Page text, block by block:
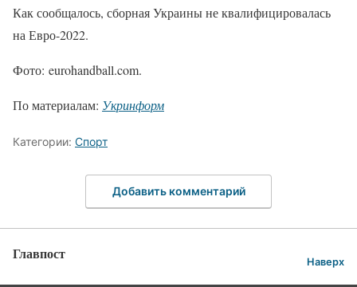
Как сообщалось, сборная Украины не квалифицировалась
на Евро-2022.
Фото: eurohandball.com.
По материалам: Укринформ
Категории: Спорт
Добавить комментарий
Главпост Наверх